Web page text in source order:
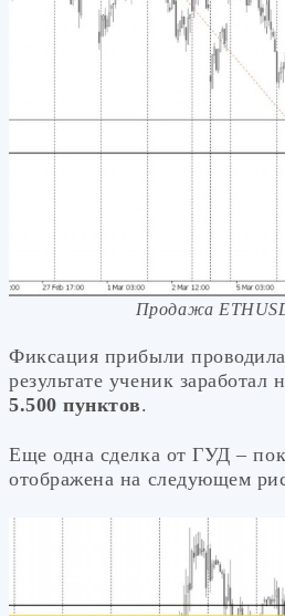
Продажа
Фиксация прибыли
результате ученик заработал
5.500 пунктов.
Еще одна сделка от ГУД –
отображена на следующем